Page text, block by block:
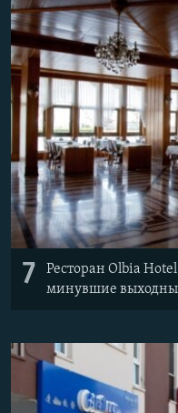
7
Ресторан Olbia
минувшие